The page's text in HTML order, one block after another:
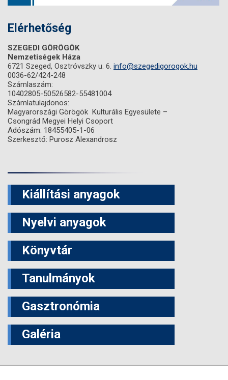
Elérhetőség
SZEGEDI GÖRÖGÖK
Nemzetiségek Háza
6721 Szeged, Osztróvszky u. 6. info@szegedigorogok.hu
0036-62/424-248
Számlaszám:
10402805-50526582-55481004
Számlatulajdonos:
Magyarországi Görögök Kulturális Egyesülete –
Csongrád Megyei Helyi Csoport
Adószám: 18455405-1-06
Szerkesztő: Purosz Alexandrosz
Kiállítási anyagok
Nyelvi anyagok
Könyvtár
Tanulmányok
Gasztronómia
Galéria